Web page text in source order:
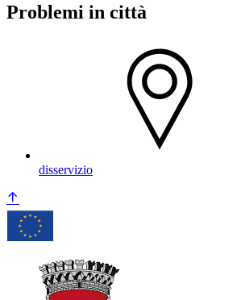
Problemi in città
disservizio